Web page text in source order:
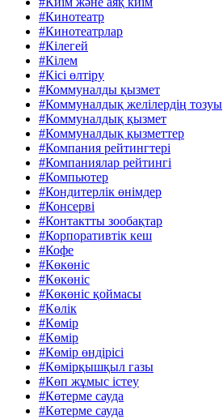
#Кинотеатр
#Кинотеатрлар
#Кілегей
#Кілем
#Кісі өлтіру
#Коммуналды қызмет
#Коммуналдық желілердің тозуы
#Коммуналдық қызмет
#Коммуналдық қызметтер
#Компания рейтингтері
#Компаниялар рейтингі
#Компьютер
#Кондитерлік өнімдер
#Консерві
#Контактты зообақтар
#Корпоративтік кеш
#Кофе
#Көкөніс
#Көкөніс
#Көкөніс қоймасы
#Көлік
#Көмір
#Көмір
#Көмір өндірісі
#Көмірқышқыл газы
#Көп жұмыс істеу
#Көтерме сауда
#Көтерме сауда